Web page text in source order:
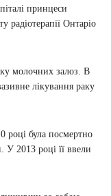
принцеси
радіотерапії Онтаріо
молочних залоз. В
лікування раку
році була посмертно
У 2013 році її ввели